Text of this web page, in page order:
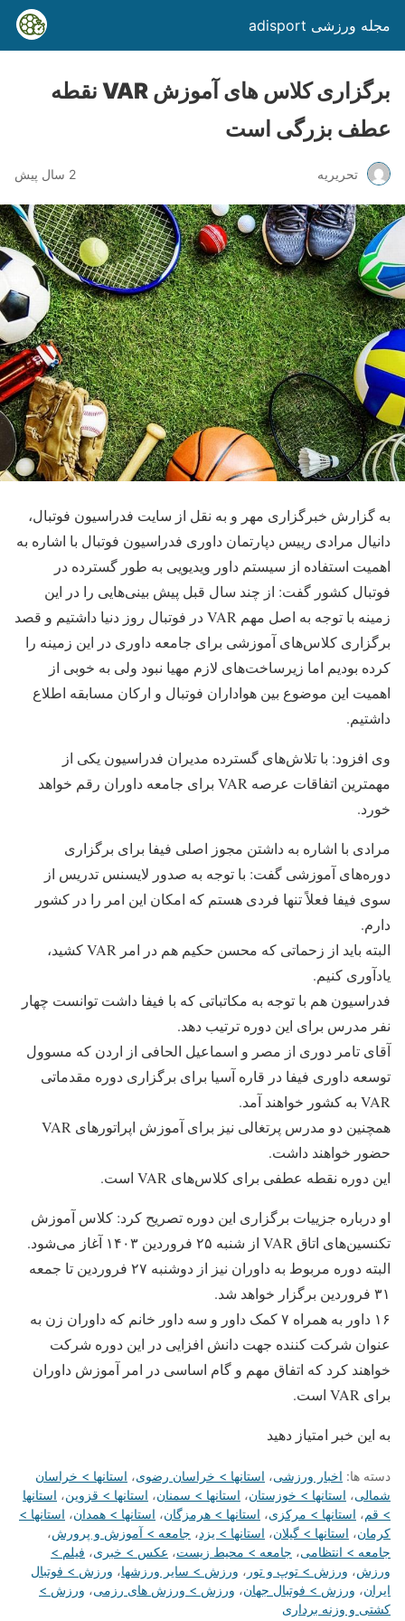
مجله ورزشی adisport
برگزاری کلاس های آموزش VAR نقطه
عطف بزرگی است
تحریریه 2 سال پیش
به گزارش خبرگزاری مهر و به نقل از سایت فدراسیون فوتبال،
دانیال مرادی رییس دپارتمان داوری فدراسیون فوتبال با اشاره به
اهمیت استفاده از سیستم داور ویدیویی به طور گسترده در
فوتبال کشور گفت: از چند سال قبل پیش بینی‌هایی را در این
زمینه با توجه به اصل مهم VAR در فوتبال روز دنیا داشتیم و قصد
برگزاری کلاس‌های آموزشی برای جامعه داوری در این زمینه را
کرده بودیم اما زیرساخت‌های لازم مهیا نبود ولی به خوبی از
اهمیت این موضوع بین هواداران فوتبال و ارکان مسابقه اطلاع
داشتیم.
وی افزود: با تلاش‌های گسترده مدیران فدراسیون یکی از
مهمترین اتفاقات عرصه VAR برای جامعه داوران رقم خواهد
خورد.
مرادی با اشاره به داشتن مجوز اصلی فیفا برای برگزاری
دوره‌های آموزشی گفت: با توجه به صدور لایسنس تدریس از
سوی فیفا فعلاً تنها فردی هستم که امکان این امر را در کشور
دارم.
البته باید از زحماتی که محسن حکیم هم در امر VAR کشید،
یادآوری کنیم.
فدراسیون هم با توجه به مکاتباتی که با فیفا داشت توانست چهار
نفر مدرس برای این دوره ترتیب دهد.
آقای تامر دوری از مصر و اسماعیل الحافی از اردن که مسوول
توسعه داوری فیفا در قاره آسیا برای برگزاری دوره مقدماتی
VAR به کشور خواهند آمد.
همچنین دو مدرس پرتغالی نیز برای آموزش اپراتورهای VAR
حضور خواهند داشت.
این دوره نقطه عطفی برای کلاس‌های VAR است.
او درباره جزییات برگزاری این دوره تصریح کرد: کلاس آموزش
تکنسین‌های اتاق VAR از شنبه ۲۵ فروردین ۱۴۰۳ آغاز می‌شود.
البته دوره مربوط به داوران نیز از دوشنبه ۲۷ فروردین تا جمعه
۳۱ فروردین برگزار خواهد شد.
۱۶ داور به همراه ۷ کمک داور و سه داور خانم که داوران زن به
عنوان شرکت کننده جهت دانش افزایی در این دوره شرکت
خواهند کرد که اتفاق مهم و گام اساسی در امر آموزش داوران
برای VAR است.
به این خبر امتیاز دهید
دسته ها: اخبار ورزشی، استانها > خراسان رضوی، استانها > خراسان
شمالی، استانها > خوزستان، استانها > سمنان، استانها > قزوین، استانها
> قم، استانها > مرکزی، استانها > هرمزگان، استانها > همدان، استانها >
کرمان، استانها > گیلان، استانها > یزد، جامعه > آموزش و پرورش،
جامعه > انتظامی، جامعه > محیط زیست، عکس > خبری، فیلم >
ورزش، ورزش > توپ و تور ، ورزش > سایر ورزشها، ورزش > فوتبال
ایران، ورزش > فوتبال جهان، ورزش > ورزش های رزمی، ورزش >
کشتی و وزنه برداری